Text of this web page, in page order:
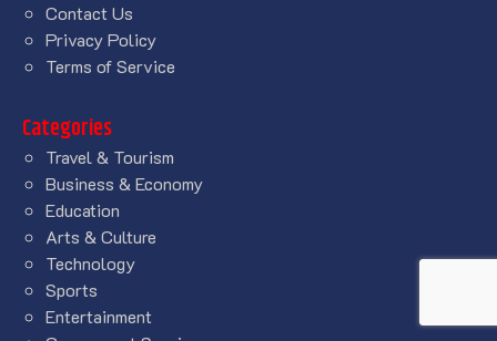
Contact Us
Privacy Policy
Terms of Service
Categories
Travel & Tourism
Business & Economy
Education
Arts & Culture
Technology
Sports
Entertainment